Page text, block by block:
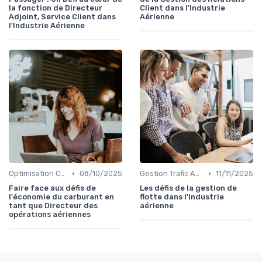
la fonction de Directeur
Adjoint, Service Client dans
l'Industrie Aérienne
Client dans l'Industrie
Aérienne
Optimisation Carburant • 08/10/2025
Faire face aux défis de
l'économie du carburant en
tant que Directeur des
opérations aériennes
Gestion Trafic Aérien • 11/11/2025
Les défis de la gestion de
flotte dans l'industrie
aérienne